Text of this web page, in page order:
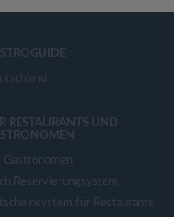
RESTAURANTS UND
Gastronomen
Reservierungsystem
für Restaurants